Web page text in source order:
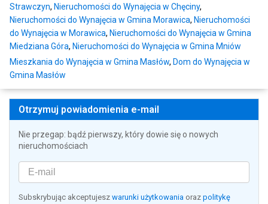
Strawczyn, Nieruchomości do Wynajęcia w Chęciny,
Nieruchomości do Wynajęcia w Gmina Morawica, Nieruchomości
do Wynajęcia w Morawica, Nieruchomości do Wynajęcia w Gmina
Miedziana Góra, Nieruchomości do Wynajęcia w Gmina Mniów
Mieszkania do Wynajęcia w Gmina Masłów, Dom do Wynajęcia w
Gmina Masłów
Otrzymuj powiadomienia e-mail
Nie przegap: bądź pierwszy, który dowie się o nowych
nieruchomościach
Subskrybując akceptujesz warunki użytkowania oraz politykę